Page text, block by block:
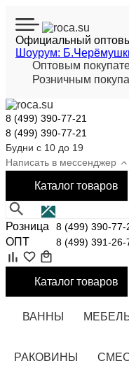
Официальный
Шоурум:
Оптовым
Розничным
8 (499) 390-77-21
8 (499) 390-77-21
Будни с 10 до 19
Написать в мессенджер
Каталогтоваров
Розница 8 (499) 390-77-
ОПТ
8 (499) 391-26-
Каталог товаров
ВАННЫ
РАКОВИНЫ